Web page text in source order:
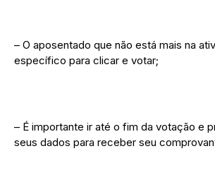
– O aposentado que não está mais na
específico para clicar e votar;
– É importante ir até o fim da votação e
seus dados para receber seu